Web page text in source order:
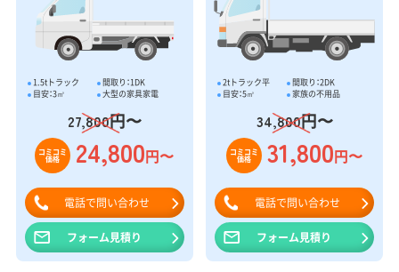
1.5tトラック
間取り：1DK
目安：3㎥
大型の家具家電
27,800円〜
コミコミ
価格 24,800円〜
電話で問い合わせ
フォーム見積り
2tトラック平
間取り：2DK
目安：5㎥
家族の不用品
34,800円〜
コミコミ
価格 31,800円〜
電話で問い合わせ
フォーム見積り